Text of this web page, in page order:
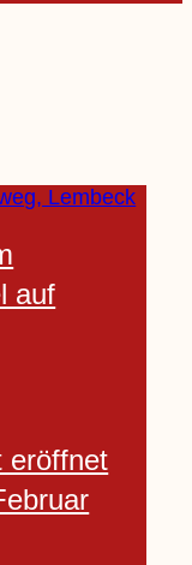
auf
eröffnet